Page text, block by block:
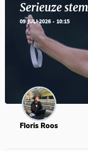
Serieuze
09 JULI 2026 - 10:15
Floris Roos